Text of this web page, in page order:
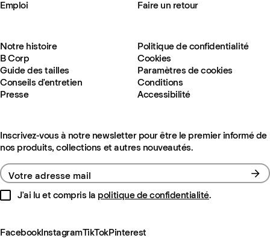
Emploi
Faire un retour
Notre histoire
B Corp
Guide des tailles
Conseils d'entretien
Presse
Politique de confidentialité
Cookies
Paramètres de cookies
Conditions
Accessibilité
Inscrivez-vous à notre newsletter pour être le premier informé de
nos produits, collections et autres nouveautés.
Votre adresse mail
J'ai lu et compris la politique de confidentialité.
FacebookInstagramTikTokPinterest